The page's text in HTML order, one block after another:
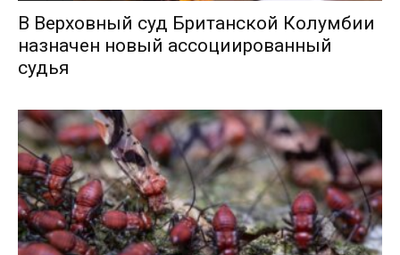
В Верховный суд Британской Колумбии
назначен новый ассоциированный
судья